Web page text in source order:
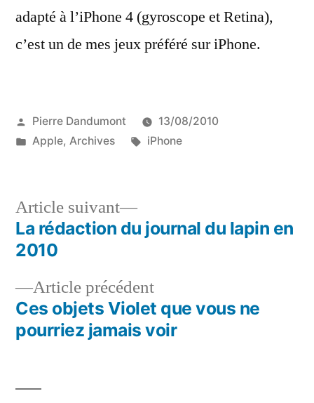
adapté à l’iPhone 4 (gyroscope et Retina),
c’est un de mes jeux préféré sur iPhone.
Publié
par
Pierre Dandumont
13/08/2010
Publié
Apple, Archives Étiquettes :
iPhone
Navigation
l’article
Article précédentArticle
précédent :
Ces objets Violet que vous ne
pourriez jamais voir
Article suivant
Article
suivant :
La rédaction du journal du lapin en
2010